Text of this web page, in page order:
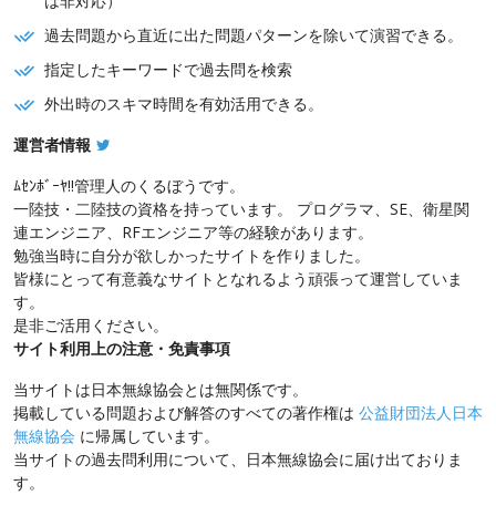
過去問題から直近に出た問題パターンを除いて演習できる。
指定したキーワードで過去問を検索
外出時のスキマ時間を有効活用できる。
運営者情報
ﾑｾﾝﾎﾞｰﾔ!!管理人のくるぼうです。
一陸技・二陸技の資格を持っています。 プログラマ、SE、衛星関
連エンジニア、RFエンジニア等の経験があります。
勉強当時に自分が欲しかったサイトを作りました。
皆様にとって有意義なサイトとなれるよう頑張って運営していま
す。
是非ご活用ください。
サイト利用上の注意・免責事項
当サイトは日本無線協会とは無関係です。
掲載している問題および解答のすべての著作権は 公益財団法人日本
無線協会 に帰属しています。
当サイトの過去問利用について、日本無線協会に届け出ておりま
す。